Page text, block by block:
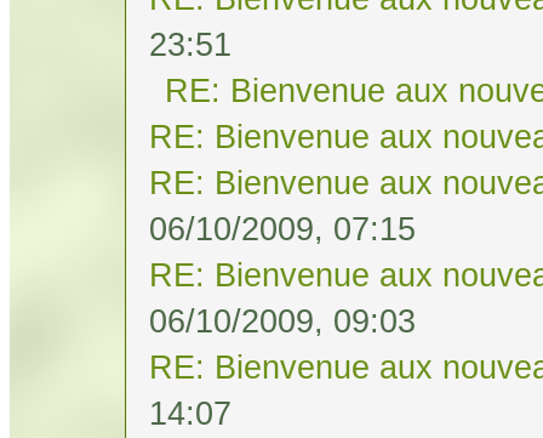
23:51
RE: Bienvenue aux
RE: Bienvenue aux
RE: Bienvenue aux
06/10/2009, 07:15
RE: Bienvenue aux
06/10/2009, 09:03
RE: Bienvenue aux
14:07